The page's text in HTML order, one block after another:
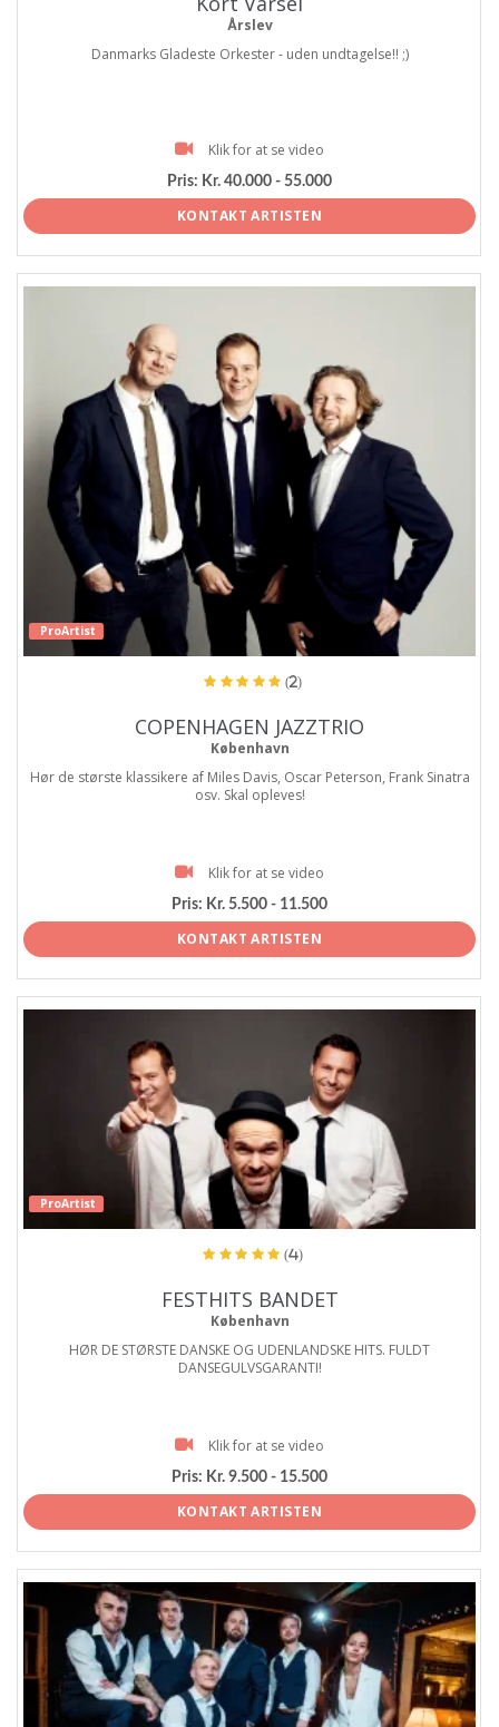
Årslev
Danmarks Gladeste Orkester - uden undtagelse!! ;)
Klik for at se video
Pris: Kr. 40.000 - 55.000
KONTAKT ARTISTEN
ProArtist
(2)
COPENHAGEN JAZZTRIO
København
Hør de største klassikere af Miles Davis, Oscar Peterson, Frank Sinatra
osv. Skal opleves!
Klik for at se video
Pris: Kr. 5.500 - 11.500
KONTAKT ARTISTEN
ProArtist
(4)
FESTHITS BANDET
København
HØR DE STØRSTE DANSKE OG UDENLANDSKE HITS. FULDT
DANSEGULVSGARANTI!
Klik for at se video
Pris: Kr. 9.500 - 15.500
KONTAKT ARTISTEN